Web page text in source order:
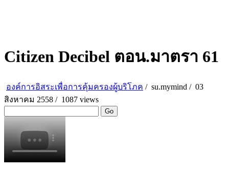
Citizen Decibel ตอน.มาตรา 61
องค์การอิสระเพื่อการคุ้มครองผู้บริโภค / su.mymind / 03
สิงหาคม 2558 / 1087 views
Go